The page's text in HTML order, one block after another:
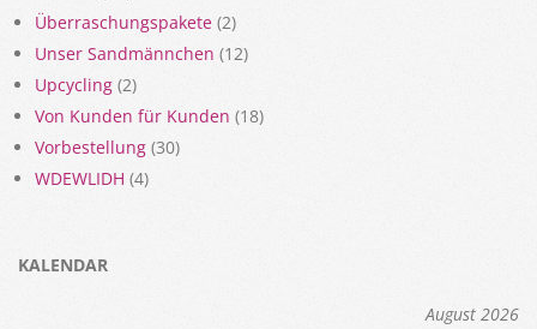
Überraschungspakete (2)
Unser Sandmännchen (12)
Upcycling (2)
Von Kunden für Kunden (18)
Vorbestellung (30)
WDEWLIDH (4)
KALENDAR
August 2026